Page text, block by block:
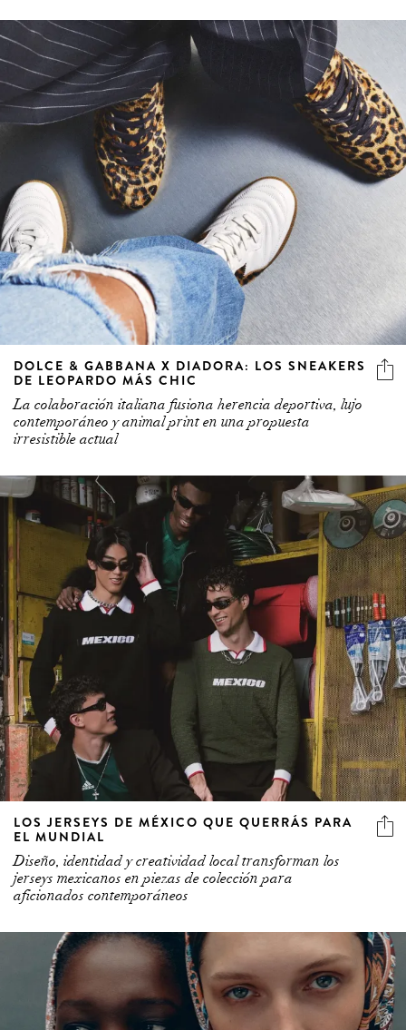
DOLCE & GABBANA X DIADORA: LOS SNEAKERS
DE LEOPARDO MÁS CHIC
La colaboración italiana fusiona herencia deportiva, lujo
contemporáneo y animal print en una propuesta
irresistible actual
LOS JERSEYS DE MÉXICO QUE QUERRÁS PARA
EL MUNDIAL
Diseño, identidad y creatividad local transforman los
jerseys mexicanos en piezas de colección para
aficionados contemporáneos